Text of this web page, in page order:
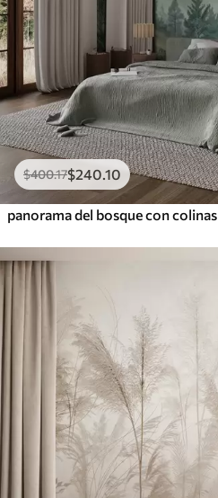
$400.17$240 .10
panorama del bosque con colinas